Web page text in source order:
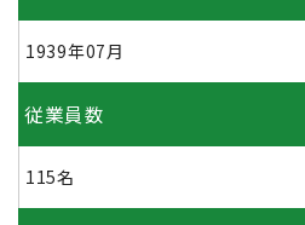
1939年07月
従業員数
115名